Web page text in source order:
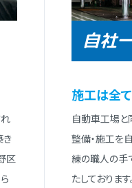
区
自社
施⼯は全
⾃動⾞⼯場と
整備・施⼯を
練の職⼈の⼿
たしておりま